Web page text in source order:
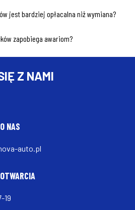
jest bardziej opłacalna niż wymiana?
zapobiega awariom?
Z NAMI
NAS
auto.pl
19